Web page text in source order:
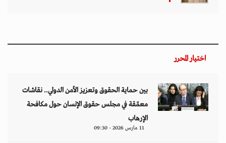
اختيار المحرر
بين حماية الحقوق وتعزيز الأمن الدولي.. نقاشات
معمّقة في مجلس حقوق الإنسان حول مكافحة
الإرهاب
11 مارس 2026 - 09:30